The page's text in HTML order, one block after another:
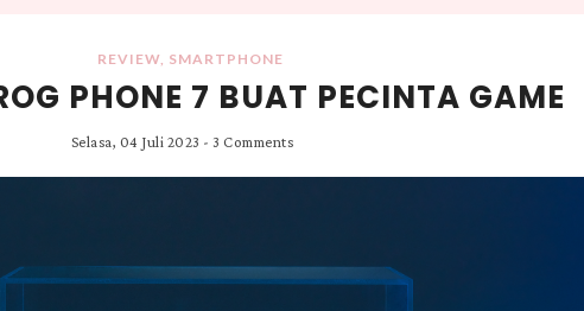
REVIEW, SMARTPHONE
PHONE 7 BUAT PECINTA GAME
Selasa, 04 Juli 2023 - 3 Comments